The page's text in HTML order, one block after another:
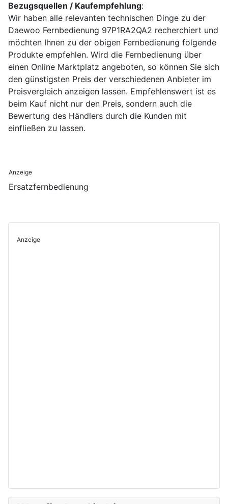
Bezugsquellen / Kaufempfehlung:
Wir haben alle relevanten technischen Dinge zu der
Daewoo Fernbedienung 97P1RA2QA2 recherchiert und
möchten Ihnen zu der obigen Fernbedienung folgende
Produkte empfehlen. Wird die Fernbedienung über
einen Online Marktplatz angeboten, so können Sie sich
den günstigsten Preis der verschiedenen Anbieter im
Preisvergleich anzeigen lassen. Empfehlenswert ist es
beim Kauf nicht nur den Preis, sondern auch die
Bewertung des Händlers durch die Kunden mit
einfließen zu lassen.
Anzeige
Ersatzfernbedienung
Anzeige